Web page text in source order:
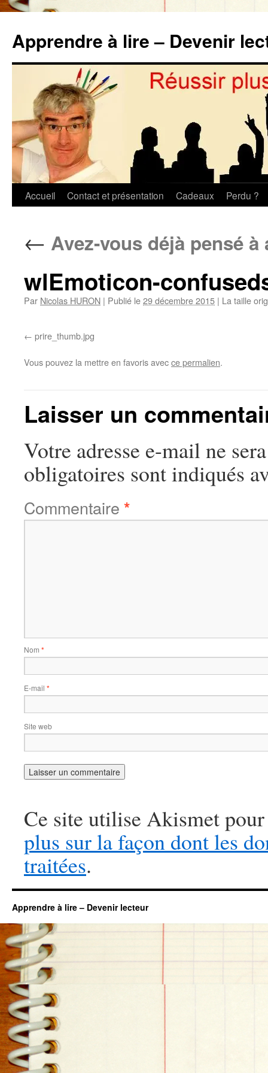
contenu
Apprendre à lire – Devenir
Accueil Contact et présentation Cadeaux Perdu ?
← Avez-vous déjà pensé
wlEmoticon-
Par Nicolas HURON | Publié le29 décembre 2015 | La taille
prire_thumb.jpg
Vous pouvez la mettre en favoris avecce permalien.
Laisser un
Votre adresse e-mail ne
obligatoires sont indiqués
Commentaire *
Nom *
E-mail *
Site web
Ce site utilise Akismet
plus sur la façon dont les
traitées.
Apprendre à lire – Devenir lecteur